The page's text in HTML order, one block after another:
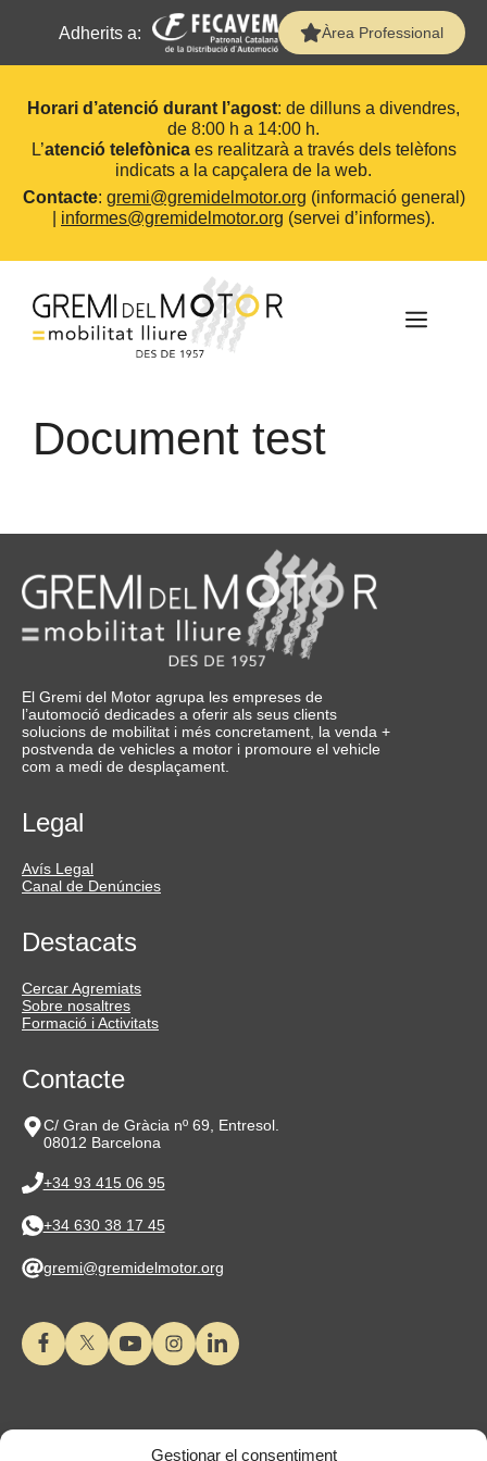
Gestionar el consentiment
Adherits a: Àrea Professional
Horari d’atenció durant l’agost: de dilluns a divendres,
de 8:00 h a 14:00 h.
L’atenció telefònicaes realitzarà a través dels telèfons
indicats a la capçalera de la web.
Contacte: gremi@gremidelmotor.org (informació general)
informes@gremidelmotor.org (servei d’informes).
contingut
Document test
El Gremi del Motor agrupa les empreses de
l’automoció dedicades a oferir als seus clients
solucions de mobilitat i més concretament, la venda +
postvenda de vehicles a motor i promoure el vehicle
com a medi de desplaçament.
Legal
Avís Legal
Canal de Denúncies
Destacats
Cercar Agremiats
Sobre nosaltres
Formació i Activitats
Contacte
C/ Gran de Gràcia nº 69, Entresol.
08012 Barcelona
+34 93 415 06 95
+34 630 38 17 45
gremi@gremidelmotor.org